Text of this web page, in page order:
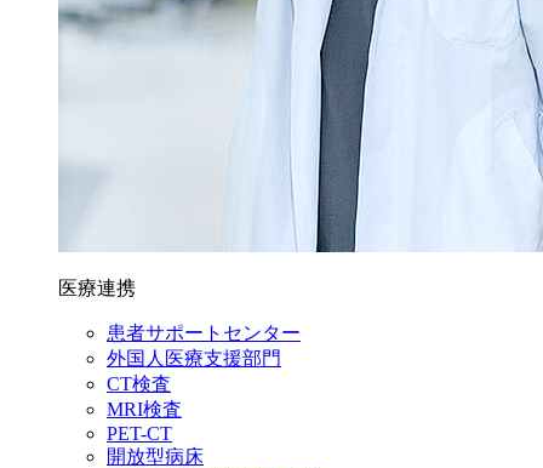
医療連携
患者サポートセンター
外国人医療支援部門
CT検査
MRI検査
PET-CT
開放型病床